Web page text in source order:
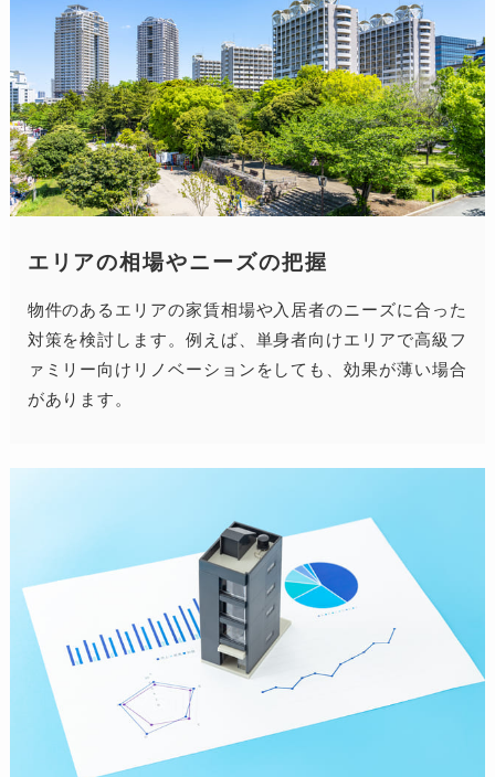
エリアの相場やニーズの把握
物件のあるエリアの家賃相場や入居者のニーズに合った
対策を検討します。例えば、単身者向けエリアで高級フ
ァミリー向けリノベーションをしても、効果が薄い場合
があります。